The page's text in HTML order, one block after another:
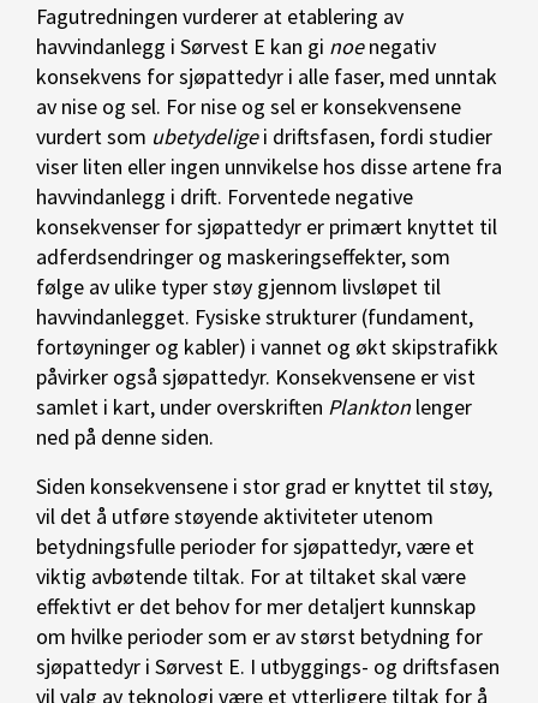
Fagutredningen vurderer at etablering av
havvindanlegg i Sørvest E kan gi noenegativ
konsekvens for sjøpattedyr i alle faser, med unntak
av nise og sel. For nise og sel er konsekvensene
vurdert som ubetydeligei driftsfasen, fordi studier
viser liten eller ingen unnvikelse hos disse artene fra
havvindanlegg i drift. Forventede negative
konsekvenser for sjøpattedyr er primært knyttet til
adferdsendringer og maskeringseffekter, som
følge av ulike typer støy gjennom livsløpet til
havvindanlegget. Fysiske strukturer (fundament,
fortøyninger og kabler) i vannet og økt skipstrafikk
påvirker også sjøpattedyr. Konsekvensene er vist
samlet i kart, under overskriften Plankton lenger
ned på denne siden.
Siden konsekvensene i stor grad er knyttet til støy,
vil det å utføre støyende aktiviteter utenom
betydningsfulle perioder for sjøpattedyr, være et
viktig avbøtende tiltak. For at tiltaket skal være
effektivt er det behov for mer detaljert kunnskap
om hvilke perioder som er av størst betydning for
sjøpattedyr i Sørvest E. I utbyggings- og driftsfasen
vil valg av teknologi være et ytterligere tiltak for å